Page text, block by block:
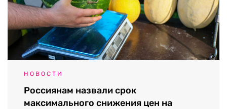
НОВОСТИ
Россиянам назвали срок
максимального снижения цен на